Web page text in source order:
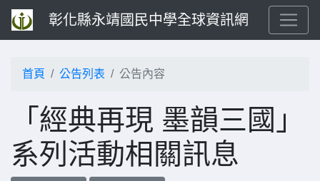
彰化縣永靖國民中學全球資訊網
首頁 公告列表 公告內容
「經典再現 墨韻三國」
系列活動相關訊息